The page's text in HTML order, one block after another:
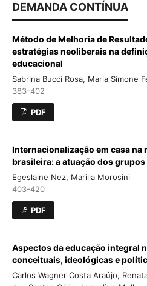
DEMANDA CONTÍNUA
Método de Melhoria de
estratégias neoliberais na
educacional
Sabrina Bucci Rosa, Maria Simone
383-402
PDF
Internacionalização em casa
brasileira: a atuação dos
Egeslaine Nez, Marilia Morosini
403-420
PDF
Aspectos da educação integral
conceituais, ideológicas e
Carlos Wagner Costa Araújo,